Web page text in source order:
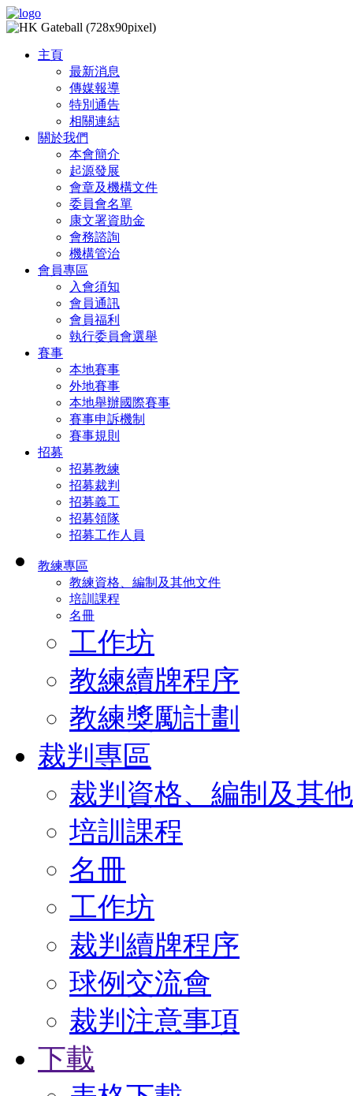
主頁
最新消息
傳媒報導
特別通告
相關連結
關於我們
本會簡介
起源發展
會章及機構文件
委員會名單
康文署資助金
會務諮詢
機構管治
會員專區
入會須知
會員通訊
會員福利
執行委員會選舉
賽事
本地賽事
外地賽事
本地舉辦國際賽事
賽事申訴機制
賽事規則
招募
招募教練
招募裁判
招募義工
招募領隊
招募工作人員
教練專區
教練資格、編制及其他文件
培訓課程
名冊
工作坊
教練續牌程序
教練獎勵計劃
裁判專區
裁判資格、編制及其
培訓課程
名冊
工作坊
裁判續牌程序
球例交流會
裁判注意事項
下載